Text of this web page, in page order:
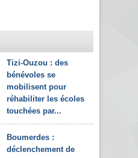
Tizi-Ouzou : des
bénévoles se
mobilisent pour
réhabiliter les écoles
touchées par...
Boumerdes :
déclenchement de